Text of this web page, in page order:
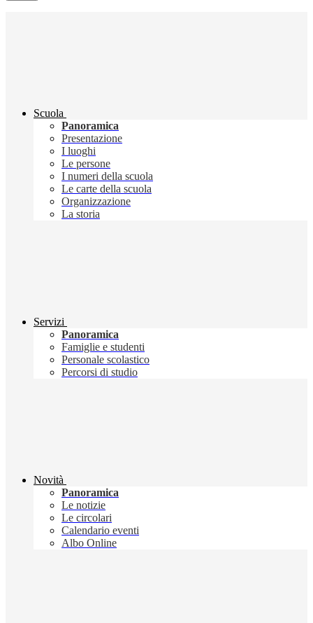
Scuola
Panoramica
Presentazione
I luoghi
Le persone
I numeri della scuola
Le carte della scuola
Organizzazione
La storia
Servizi
Panoramica
Famiglie e studenti
Personale scolastico
Percorsi di studio
Novità
Panoramica
Le notizie
Le circolari
Calendario eventi
Albo Online